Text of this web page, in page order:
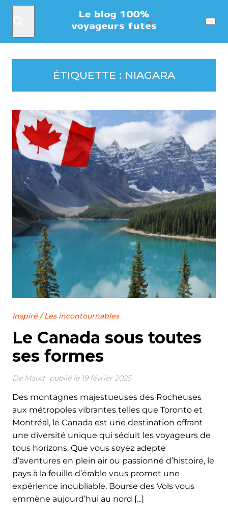
Menu
ÉTIQUETTE : NIAGARA
Inspiré /Les incontournables
Le Canada sous toutes
ses formes
De Maud publié le 19 février 2025
Des montagnes majestueuses des Rocheuses
aux métropoles vibrantes telles que Toronto et
Montréal, le Canada est une destination offrant
une diversité unique qui séduit les voyageurs de
tous horizons. Que vous soyez adepte
d’aventures en plein air ou passionné d’histoire, le
pays à la feuille d’érable vous promet une
expérience inoubliable. Bourse des Vols vous
emmène aujourd’hui au nord [...]